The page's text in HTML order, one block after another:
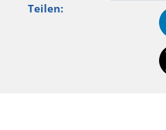
Teilen: